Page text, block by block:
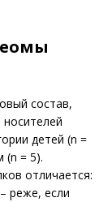
состав,
детей (n =
(n = 5).
отличается:
реже, если